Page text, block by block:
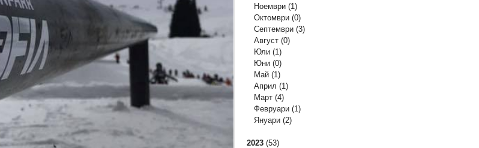
Ноември (1)
Октомври (0)
Септември (3)
Август (0)
Юли (1)
Юни (0)
Май (1)
Април (1)
Март (4)
Февруари (1)
Януари (2)
2023 (53)